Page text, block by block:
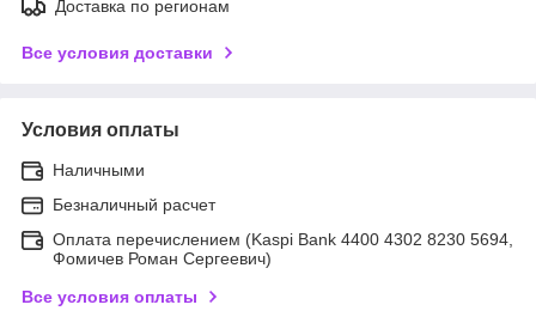
Доставка по регионам
Все условия доставки
Условия оплаты
Наличными
Безналичный расчет
Оплата перечислением (Kaspi Bank 4400 4302 8230 5694,
Фомичев Роман Сергеевич)
Все условия оплаты